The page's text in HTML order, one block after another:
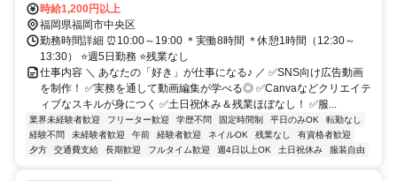
支給
時給1,200円以上
福岡県福岡市中央区
勤務時間詳細 ⏰10:00～19:00 ＊実働8時間 ＊休憩1時間（12:30～
13:30） ⭐週5日勤務 ⭐残業なし
仕事内容 ＼ あなたの「好き」が仕事になる♪ ／ ✅SNS向け広告動画
を制作！ ✅実務を通して動画編集が学べる◎ ✅Canvaなどクリエイテ
ィブなスキルが身につく ✅土日祝休み＆残業ほぼなし！ ✅服...
業界未経験者歓迎 フリーター歓迎 学歴不問 固定時間制 平日のみOK
転勤なし
経験不問
未経験者歓迎 午前 経験者歓迎 ネイルOK 残業なし
有資格者歓迎
夕方
交通費支給 長期歓迎 フルタイム歓迎 週4日以上OK 土日祝休み 服装自由